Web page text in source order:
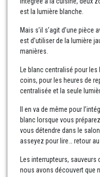
est la lumière blanche.
Mais s’il s’agit d’une pièce
est d’utiliser de la lumière
manières.
Le blanc centralisé pour les
coins, pour les heures de
centralisée et la seule
Il en va de même pour
blanc lorsque vous
vous détendre dans le
asseyez pour lire… retour
Les interrupteurs, sauveurs
nous avons découvert que